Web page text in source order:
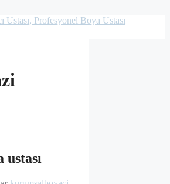
ustası